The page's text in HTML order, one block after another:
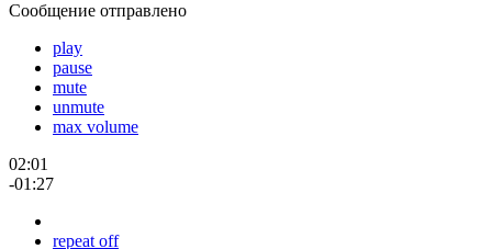
Сообщение отправлено
play
pause
mute
unmute
max volume
02:01
-01:27
repeat off